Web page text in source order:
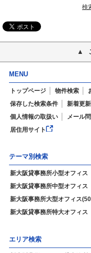
検
MENU
トップページ 物件検索
保存した検索条件
新着更
個人情報の取扱い
メール
居住用サイト
テーマ別検索
新大阪貸事務所小型オフィス
新大阪貸事務所中型オフィス
新大阪事務所大型オフィス
新大阪貸事務所特大オフィス
エリア検索